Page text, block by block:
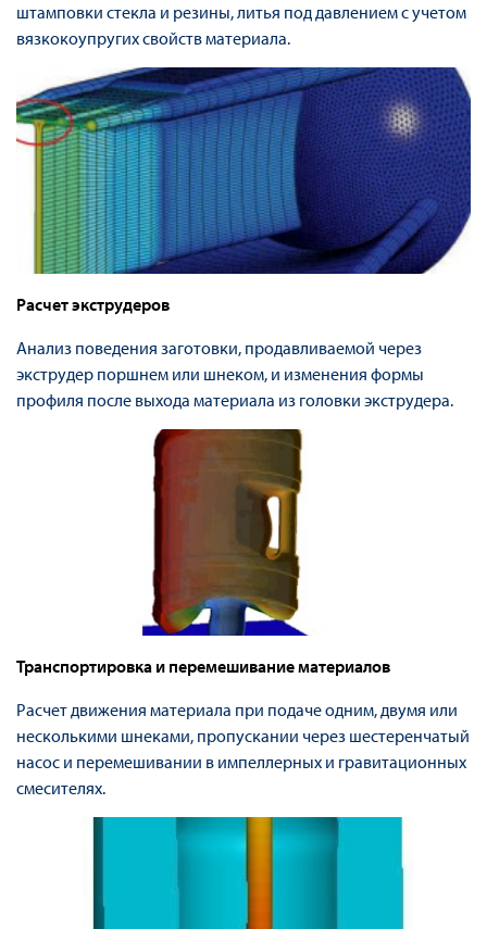
штамповки стекла и резины, литья под давлением с учетом
вязкокоупругих свойств материала.
Расчет экструдеров
Анализ поведения заготовки, продавливаемой через
экструдер поршнем или шнеком, и изменения формы
профиля после выхода материала из головки экструдера.
Транспортировка и перемешивание материалов
Расчет движения материала при подаче одним, двумя или
несколькими шнеками, пропускании через шестеренчатый
насос и перемешивании в импеллерных и гравитационных
смесителях.